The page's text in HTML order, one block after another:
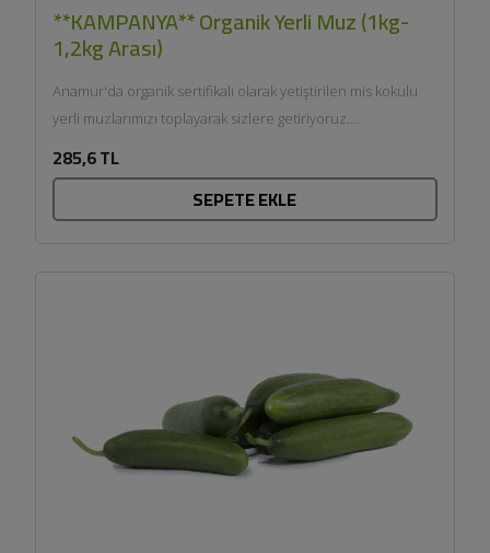
**KAMPANYA** Organik Yerli Muz (1kg-
1,2kg Arası)
Anamur'da organik sertifikalı olarak yetiştirilen mis kokulu
yerli muzlarımızı toplayarak sizlere getiriyoruz....
285,6 TL
SEPETE EKLE